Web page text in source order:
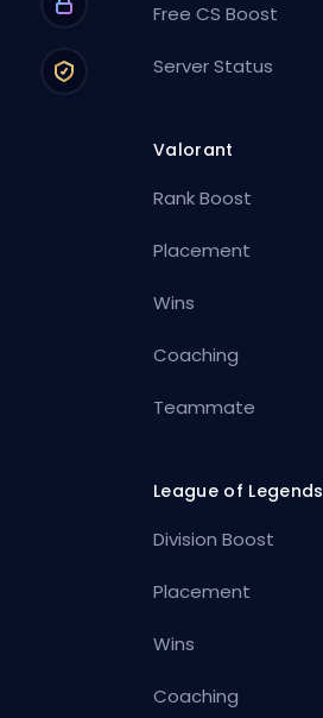
Free CS Boost
Server Status
Valorant
Rank Boost
Placement
Wins
Coaching
Teammate
League of Legends
Division Boost
Placement
Wins
Coaching